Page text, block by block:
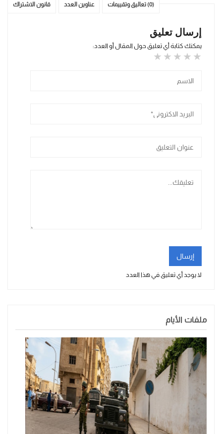
قانون الاشتراك عناوين العدد (0) تعاليق وتقييمات
إرسال تعليق
يمكنك كتابة أي تعليق حول المقال أو العدد:
5 stars
4 stars
3 stars
2 stars
إرسال
لا يوجد أي تعليق في هذا العدد
ملفات الأيام